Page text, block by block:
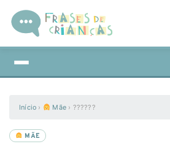
Início › Mãe › ??????
MÃE